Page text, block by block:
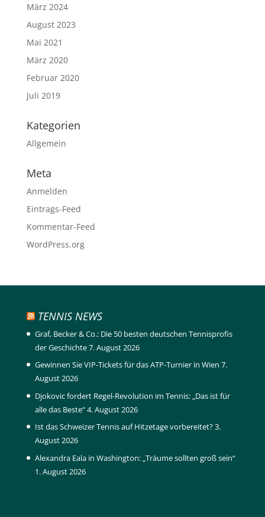
März 2024
August 2023
Mai 2021
März 2020
Februar 2020
Juli 2019
Kategorien
Allgemein
Meta
Anmelden
Eintrags-Feed
Kommentar-Feed
WordPress.org
TENNIS NEWS
Graf, Becker & Co.: Die 50 besten deutschen Tennisprofis
der Geschichte7. August 2026
Gewinnen Sie VIP-Tickets für das ATP-Turnier in Wien 7.
August 2026
Djokovic fordert Regel-Revolution im Tennis: „Das ist für
alle das Beste“4. August 2026
Ist das Schweizer Tennis auf Hitzetage vorbereitet?3.
August 2026
Alexandra Eala in Washington: „Träume sollten groß sein“
1. August 2026